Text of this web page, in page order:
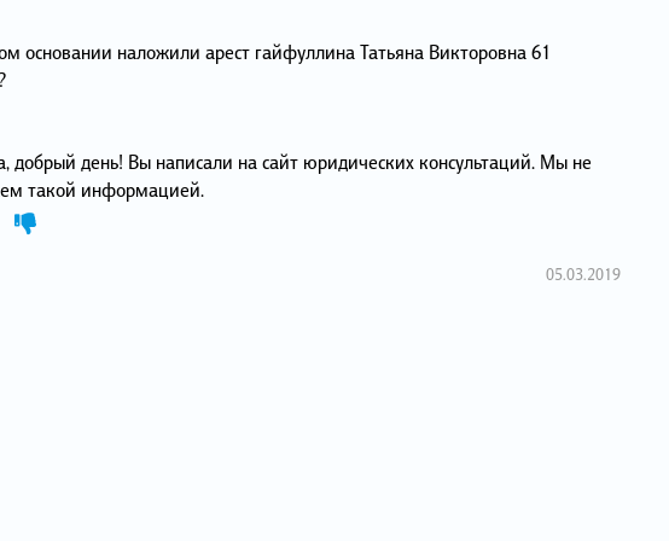
основании наложили арест гайфуллина Татьяна Викторовна 61
добрый день! Вы написали на сайт юридических консультаций. Мы не
такой информацией.
05.03.2019